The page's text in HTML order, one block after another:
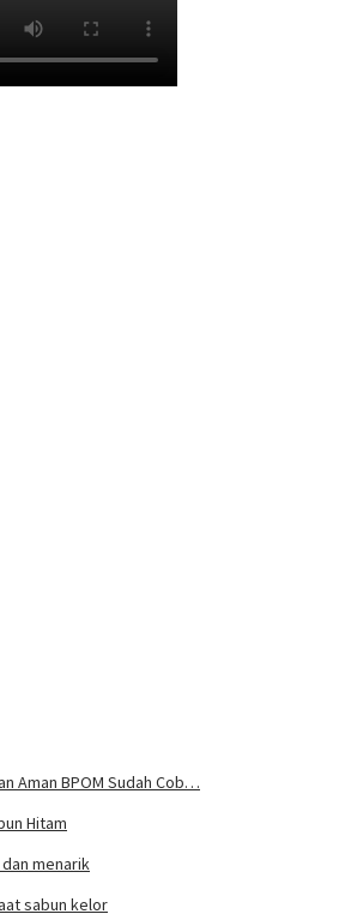
Aman BPOM Sudah Cob…
Hitam
menarik
sabun kelor